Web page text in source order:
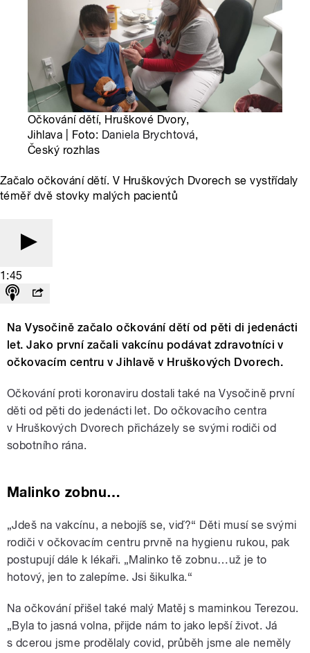
Očkování dětí, Hruškové Dvory,
Jihlava | Foto: Daniela Brychtová,
Český rozhlas
Začalo očkování dětí. V Hruškových Dvorech se vystřídaly
téměř dvě stovky malých pacientů
1:45
Na Vysočině začalo očkování dětí od pěti di jedenácti
let. Jako první začali vakcínu podávat zdravotníci v
očkovacím centru v Jihlavě v Hruškových Dvorech.
Očkování proti koronaviru dostali také na Vysočině první
děti od pěti do jedenácti let. Do očkovacího centra
v Hruškových Dvorech přicházely se svými rodiči od
sobotního rána.
Malinko zobnu…
„Jdeš na vakcínu, a nebojíš se, viď?“ Děti musí se svými
rodiči v očkovacím centru prvně na hygienu rukou, pak
postupují dále k lékaři. „Malinko tě zobnu…už je to
hotový, jen to zalepíme. Jsi šikulka.“
Na očkování přišel také malý Matěj s maminkou Terezou.
„Byla to jasná volna, přijde nám to jako lepší život. Já
s dcerou jsme prodělaly covid, průběh jsme ale neměly